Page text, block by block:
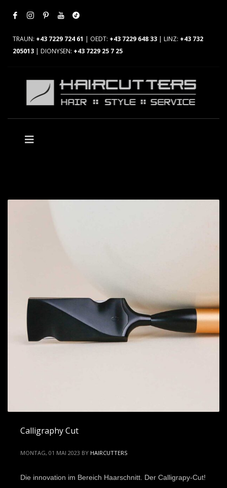
TRAUN: +43 7229 724 61 | OEDT: +43 7229 648 33 | LINZ: +43 732
205013 | DIONYSEN: +43 7229 25 7 25
Calligraphy Cut
MONTAG, 01 MAI 2023 BY HAIRCUTTERS
Die innovation im Bereich Haarschnitt. Der Calligrapy-Cut!